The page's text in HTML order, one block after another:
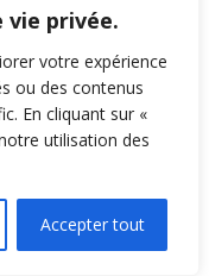
vie privée.
votre expérience
ou des contenus
En cliquant sur «
utilisation des
Accepter tout